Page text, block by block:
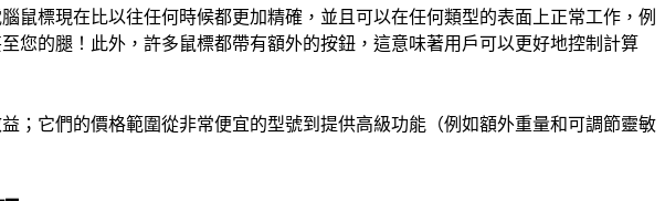
鼠標現在比以往任何時候都更加精確，並且可以在任何類型的表面上正常工作，例
您的腿！此外，許多鼠標都帶有額外的按鈕，這意味著用戶可以更好地控制計算
；它們的價格範圍從非常便宜的型號到提供高級功能（例如額外重量和可調節靈敏